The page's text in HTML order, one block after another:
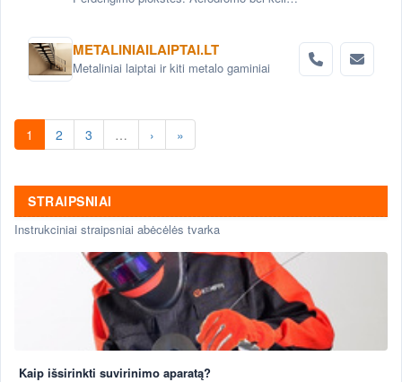
METALINIAILAIPTAI.LT
Metaliniai laiptai ir kiti metalo gaminiai
1 2 3 … › »
STRAIPSNIAI
Instrukciniai straipsniai abėcėlės tvarka
Kaip išsirinkti suvirinimo aparatą?